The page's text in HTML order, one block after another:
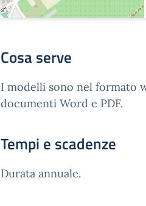
Cosa serve
I modelli sono nel formato
documenti Word e PDF.
Tempi e scadenze
Durata annuale.